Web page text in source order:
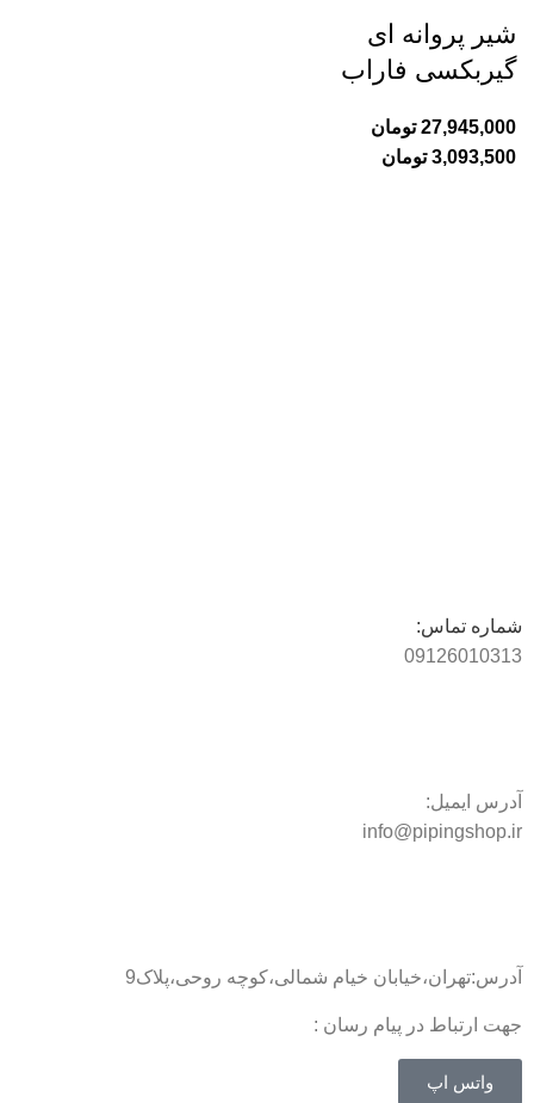
شیر پروانه ای
گیربکسی فاراب
تومان
تومان
شماره تماس:
09126010313
آدرس ایمیل:
info@pipingshop.ir
آدرس:تهران،خیابان خیام شمالی،کوچه روحی،پلاک9
جهت ارتباط در پیام رسان :
واتس اپ